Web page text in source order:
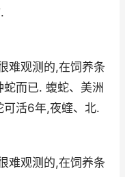
难观测的,在饲养条
而已. 蝮蛇、美洲
可活6年,夜蝰、北.
难观测的,在饲养条